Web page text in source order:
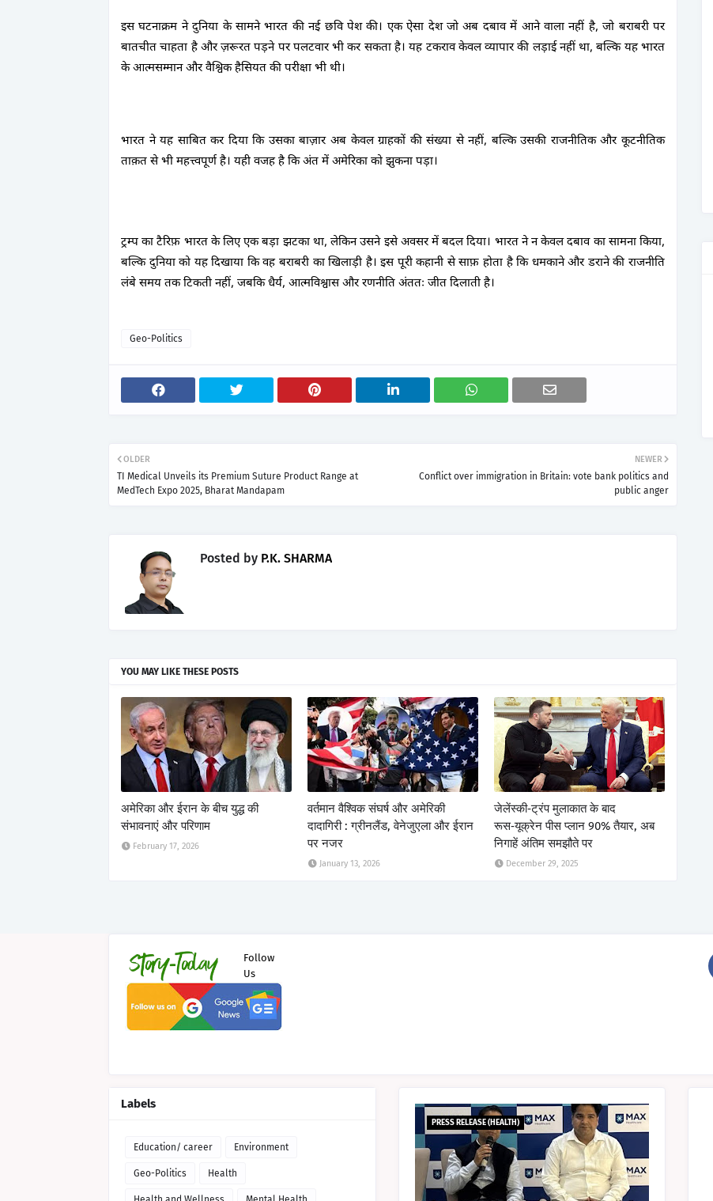
इस घटनाक्रम ने दुनिया के सामने भारत की नई छवि पेश की। एक ऐसा देश जो अब दबाव में आने वाला नहीं है, जो बराबरी पर
बातचीत चाहता है और ज़रूरत पड़ने पर पलटवार भी कर सकता है। यह टकराव केवल व्यापार की लड़ाई नहीं था, बल्कि यह भारत
के आत्मसम्मान और वैश्विक हैसियत की परीक्षा भी थी।
भारत ने यह साबित कर दिया कि उसका बाज़ार अब केवल ग्राहकों की संख्या से नहीं, बल्कि उसकी राजनीतिक और कूटनीतिक
ताक़त से भी महत्त्वपूर्ण है। यही वजह है कि अंत में अमेरिका को झुकना पड़ा।
ट्रम्प का टैरिफ़ भारत के लिए एक बड़ा झटका था, लेकिन उसने इसे अवसर में बदल दिया। भारत ने न केवल दबाव का सामना किया,
बल्कि दुनिया को यह दिखाया कि वह बराबरी का खिलाड़ी है। इस पूरी कहानी से साफ़ होता है कि धमकाने और डराने की राजनीति
लंबे समय तक टिकती नहीं, जबकि धैर्य, आत्मविश्वास और रणनीति अंततः जीत दिलाती है।
Geo-Politics
NEWER
Conflict over immigration in Britain: vote bank politics and
public anger
OLDER
TI Medical Unveils its Premium Suture Product Range at
MedTech Expo 2025, Bharat Mandapam
Posted by P.K. SHARMA
YOU MAY LIKE THESE POSTS
अमेरिका और ईरान के बीच युद्ध की
संभावनाएं और परिणाम
February 17, 2026
वर्तमान वैश्विक संघर्ष और अमेरिकी
दादागिरी : ग्रीनलैंड, वेनेजुएला और ईरान
पर नजर
January 13, 2026
जेलेंस्की‑ट्रंप मुलाकात के बाद
रूस‑यूक्रेन पीस प्लान 90% तैयार, अब
निगाहें अंतिम समझौते पर
December 29, 2025
Follow
Us
Labels
Education/ career Environment
Geo-Politics Health
PRESS RELEASE (HEALTH)